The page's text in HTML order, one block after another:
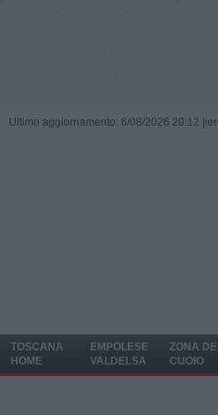
Ultimo aggiornamento: 6/08/2026 20:12 |
TOSCANA
HOME
EMPOLESE
VALDELSA
ZONA
CUOIO